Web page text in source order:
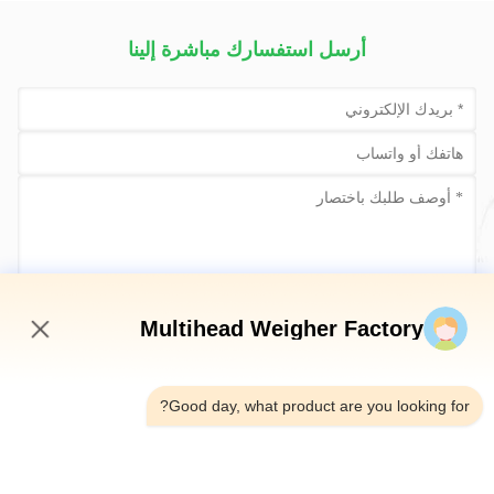
أرسل استفسارك مباشرة إلينا
أرسلي الآن
Multihead Weigher Factory
Good day, what product are you looking for?